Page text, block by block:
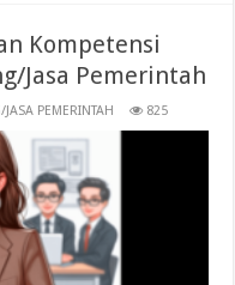
Kompetensi
Jasa Pemerintah
PEMERINTAH 825